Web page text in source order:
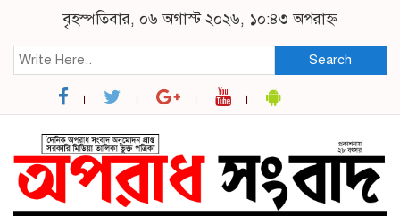
বৃহস্পতিবার, ০৬ অগাস্ট ২০২৬, ১০:৪৩ অপরাহ্ন
Search